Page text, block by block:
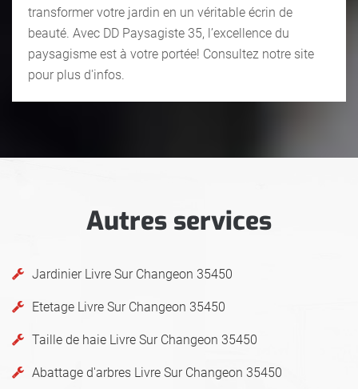
transformer votre jardin en un véritable écrin de
beauté. Avec DD Paysagiste 35, l’excellence du
paysagisme est à votre portée! Consultez notre site
pour plus d'infos.
Autres services
Jardinier Livre Sur Changeon 35450
Etetage Livre Sur Changeon 35450
Taille de haie Livre Sur Changeon 35450
Abattage d'arbres Livre Sur Changeon 35450